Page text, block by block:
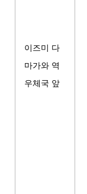
이즈미 다
마가와 역
우체국 앞